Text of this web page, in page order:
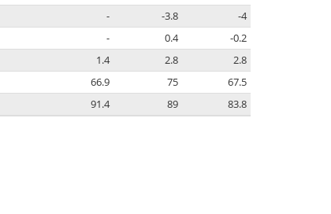
- -3.8
-4
- 0.4
-0.2
1.4 2.8
2.8
66.9 75
67.5
91.4 89 83.8